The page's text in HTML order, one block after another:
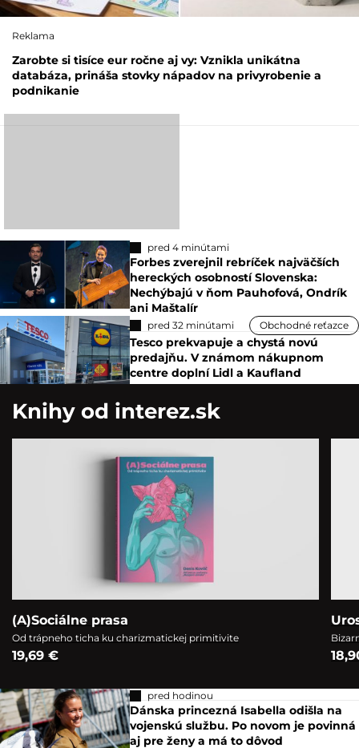
Reklama
Zarobte si tisíce eur ročne aj vy: Vznikla unikátna
databáza, prináša stovky nápadov na privyrobenie a
podnikanie
pred 4 minútami
Forbes zverejnil rebríček najväčších
hereckých osobností Slovenska:
Nechýbajú v ňom Pauhofová, Ondrík
ani Maštalír
pred 32 minútami Obchodné reťazce
Tesco prekvapuje a chystá novú
predajňu. V známom nákupnom
centre doplní Lidl a Kaufland
Knihy od interez.sk
(A)Sociálne prasa
Od trápneho ticha ku charizmatickej primitivite
19,69 €
pred hodinou
Dánska princezná Isabella odišla na
vojenskú službu. Po novom je povinná
aj pre ženy a má to dôvod